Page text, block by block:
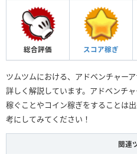
総合評価 スコア稼ぎ
ツムツムにおける、アドベンチャー
詳しく解説しています。アドベンチ
稼ぐことやコイン稼ぎをすることは
考にしてみてください！
関連